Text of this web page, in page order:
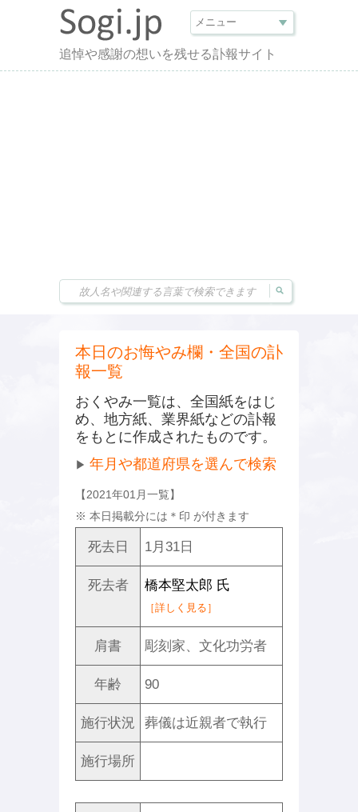
追悼や感謝の想いを残せる訃報サイト
本日のお悔やみ欄・全国の訃
報一覧
おくやみ一覧は、全国紙をはじ
め、地方紙、業界紙などの訃報
をもとに作成されたものです。
▶ 年月や都道府県を選んで検索
【2021年01月一覧】
※ 本日掲載分には ＊ 印 が付きます
死去日 1月31日
死去者 橋本堅太郎 氏
［詳しく見る］
肩書 彫刻家、文化功労者
年齢 90
施行状況 葬儀は近親者で執行
施行場所